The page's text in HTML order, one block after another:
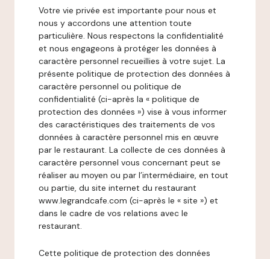
Votre vie privée est importante pour nous et
nous y accordons une attention toute
particulière. Nous respectons la confidentialité
et nous engageons à protéger les données à
caractère personnel recueillies à votre sujet. La
présente politique de protection des données à
caractère personnel ou politique de
confidentialité (ci-après la « politique de
protection des données ») vise à vous informer
des caractéristiques des traitements de vos
données à caractère personnel mis en œuvre
par le restaurant. La collecte de ces données à
caractère personnel vous concernant peut se
réaliser au moyen ou par l’intermédiaire, en tout
ou partie, du site internet du restaurant
www.legrandcafe.com (ci-après le « site ») et
dans le cadre de vos relations avec le
restaurant.
Cette politique de protection des données